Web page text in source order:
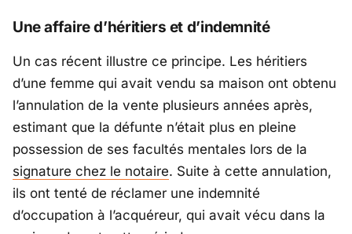
Une affaire d’héritiers et d’indemnité
Un cas récent illustre ce principe. Les héritiers
d’une femme qui avait vendu sa maison ont obtenu
l’annulation de la vente plusieurs années après,
estimant que la défunte n’était plus en pleine
possession de ses facultés mentales lors de la
signature chez le notaire. Suite à cette annulation,
ils ont tenté de réclamer une indemnité
d’occupation à l’acquéreur, qui avait vécu dans la